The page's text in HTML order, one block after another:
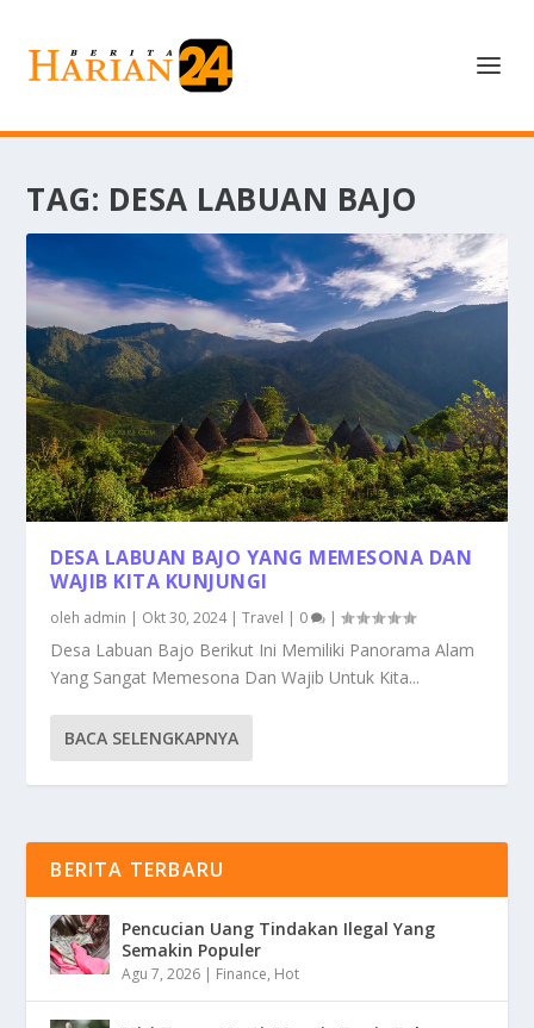
TAG: DESA LABUAN BAJO
DESA LABUAN BAJO YANG MEMESONA DAN
WAJIB KITA KUNJUNGI
oleh admin | Okt 30, 2024|Travel | 0 |
Desa Labuan Bajo Berikut Ini Memiliki Panorama Alam
Yang Sangat Memesona Dan Wajib Untuk Kita...
BACA SELENGKAPNYA
BERITA TERBARU
Pencucian Uang Tindakan Ilegal Yang
Semakin Populer
Agu 7, 2026 | Finance, Hot